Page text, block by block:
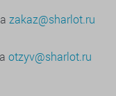
zakaz@sharlot.ru
otzyv@sharlot.ru